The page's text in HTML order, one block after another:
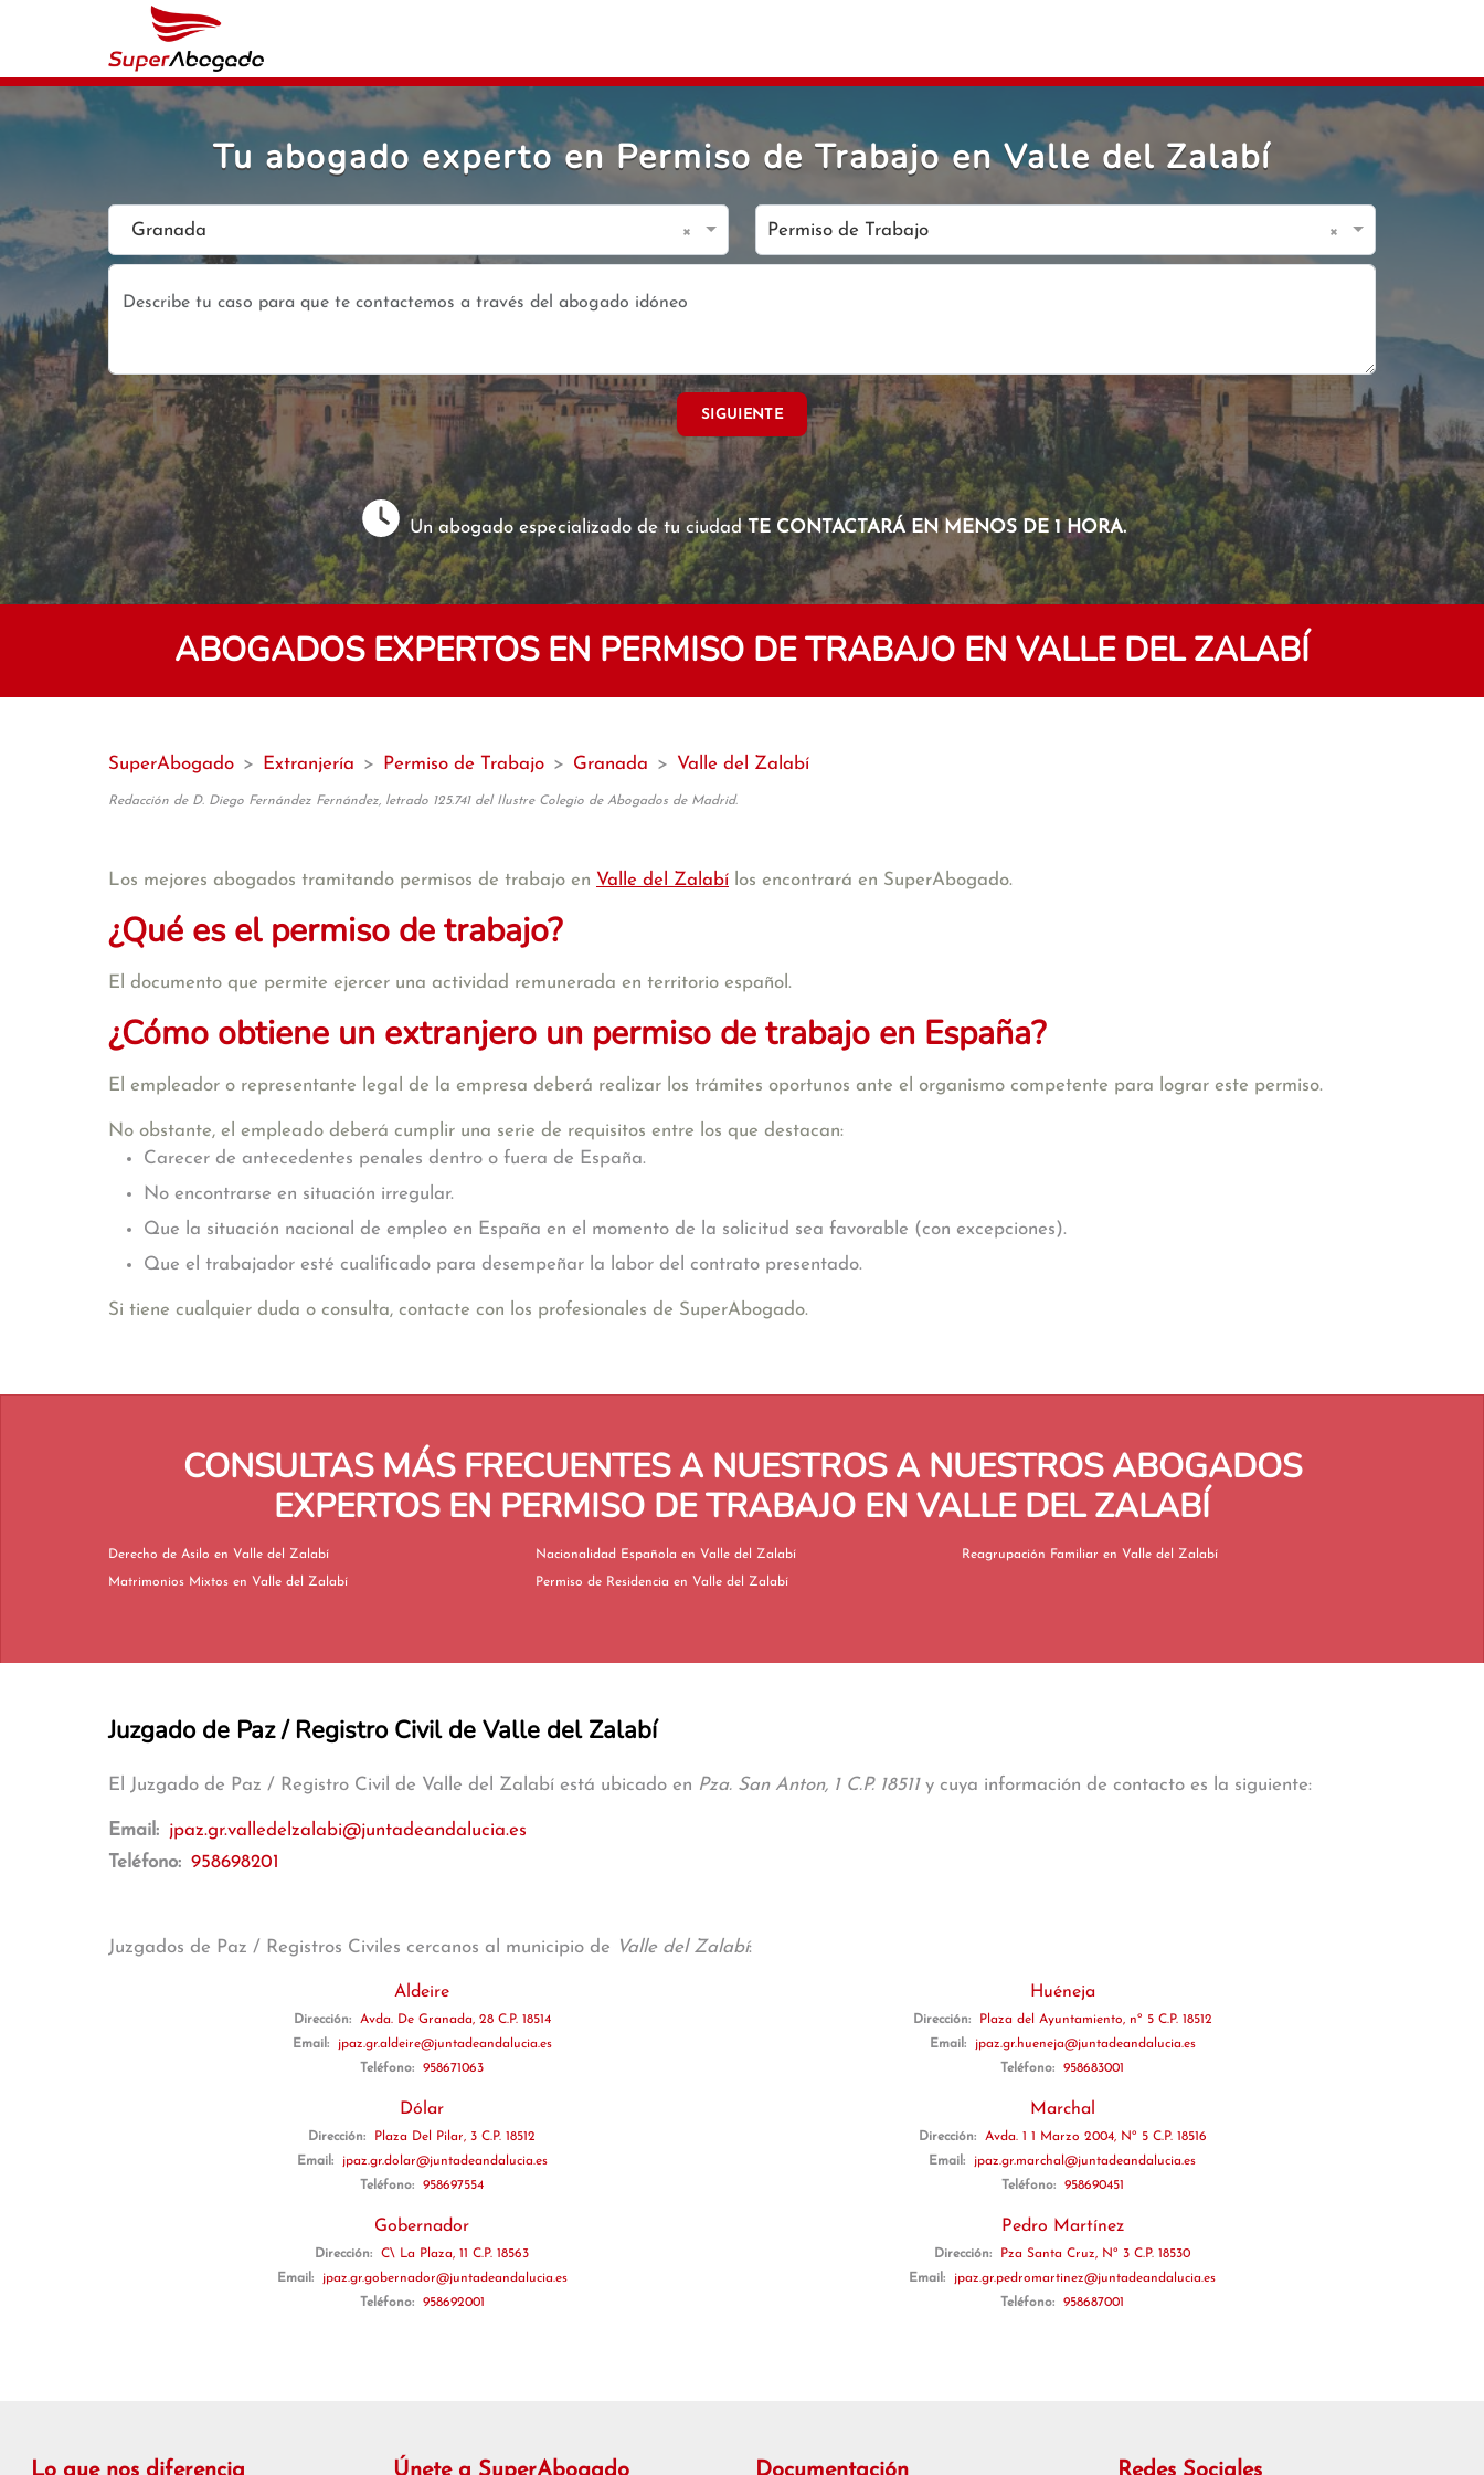
Tu abogado experto en Permiso de Trabajo en Valle del Zalabí
Granada × Permiso de Trabajo ×
SIGUIENTE
Un abogado especializado de tu ciudadTE CONTACTARÁ EN MENOS DE 1 HORA.
ABOGADOS EXPERTOS EN PERMISO DE TRABAJO EN VALLE DEL ZALABÍ
SuperAbogado > Extranjería > Permiso de Trabajo > Granada > Valle del Zalabí
Redacción de D. Diego Fernández Fernández, letrado 125.741 del Ilustre Colegio de Abogados de Madrid.
Los mejores abogados tramitando permisos de trabajo en Valle del Zalabí los encontrará en SuperAbogado.
¿Qué es el permiso de trabajo?
El documento que permite ejercer una actividad remunerada en territorio español.
¿Cómo obtiene un extranjero un permiso de trabajo en España?
El empleador o representante legal de la empresa deberá realizar los trámites oportunos ante el organismo competente para lograr este permiso.
No obstante, el empleado deberá cumplir una serie de requisitos entre los que destacan:
Carecer de antecedentes penales dentro o fuera de España.
No encontrarse en situación irregular.
Que la situación nacional de empleo en España en el momento de la solicitud sea favorable (con excepciones).
Que el trabajador esté cualificado para desempeñar la labor del contrato presentado.
Si tiene cualquier duda o consulta, contacte con los profesionales de SuperAbogado.
CONSULTAS MÁS FRECUENTES A NUESTROS A NUESTROS ABOGADOS
EXPERTOS EN PERMISO DE TRABAJO EN VALLE DEL ZALABÍ
Derecho de Asilo en Valle del Zalabí
Matrimonios Mixtos en Valle del Zalabí
Nacionalidad Española en Valle del Zalabí
Permiso de Residencia en Valle del Zalabí
Reagrupación Familiar en Valle del Zalabí
Juzgado de Paz / Registro Civil de Valle del Zalabí
El Juzgado de Paz / Registro Civil de Valle del Zalabí está ubicado en Pza. San Anton, 1 C.P. 18511y cuya información de contacto es la siguiente:
Email: jpaz.gr.valledelzalabi@juntadeandalucia.es
Teléfono: 958698201
Juzgados de Paz / Registros Civiles cercanos al municipio de Valle del Zalabí:
Aldeire
Dirección:
Avda. De Granada, 28 C.P. 18514
Email:
jpaz.gr.aldeire@juntadeandalucia.es
Teléfono:
958671063
Dólar
Dirección:
Plaza Del Pilar, 3 C.P. 18512
Email:
jpaz.gr.dolar@juntadeandalucia.es
Teléfono:
958697554
Gobernador
Dirección:
C\ La Plaza, 11 C.P. 18563
Email:
jpaz.gr.gobernador@juntadeandalucia.es
Teléfono:
958692001
Huéneja
Dirección:
Plaza del Ayuntamiento, nº 5 C.P. 18512
Email:
jpaz.gr.hueneja@juntadeandalucia.es
Teléfono:
958683001
Marchal
Dirección:
Avda. 1 1 Marzo 2004, Nº 5 C.P. 18516
Email:
jpaz.gr.marchal@juntadeandalucia.es
Teléfono:
958690451
Pedro Martínez
Dirección:
Pza Santa Cruz, Nº 3 C.P. 18530
Email:
jpaz.gr.pedromartinez@juntadeandalucia.es
Teléfono:
958687001
Lo que nos diferencia Únete a SuperAbogado Documentación Redes Sociales